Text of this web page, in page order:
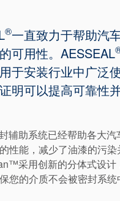
展
®一直致力于帮助汽
可用性。AESSEAL
于安装行业中广泛
明可以提高可靠性
辅助系统已经帮助各大汽
性能，减少了油漆的污
采用创新的分体式设计
您的介质不会被密封系